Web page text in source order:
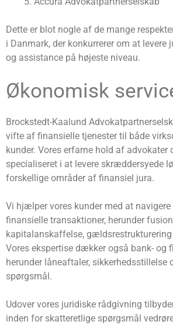
Dette er blot nogle af de mange
i Danmark, der konkurrerer om at levere
og assistance på højeste niveau.
Økonomisk
Brockstedt-Kaalund
vifte af finansielle tjenester til både
kunder. Vores erfarne hold af advokater
specialiseret i at levere skræddersyede
forskellige områder af finansiel jura.
Vi hjælper vores kunder med at
finansielle transaktioner, herunder
kapitalanskaffelse, gældsrestrukturering
Vores ekspertise dækker også bank- og
herunder låneaftaler, sikkerhedsstillelse
spørgsmål.
Udover vores juridiske rådgivning
inden for skatteretlige spørgsmål